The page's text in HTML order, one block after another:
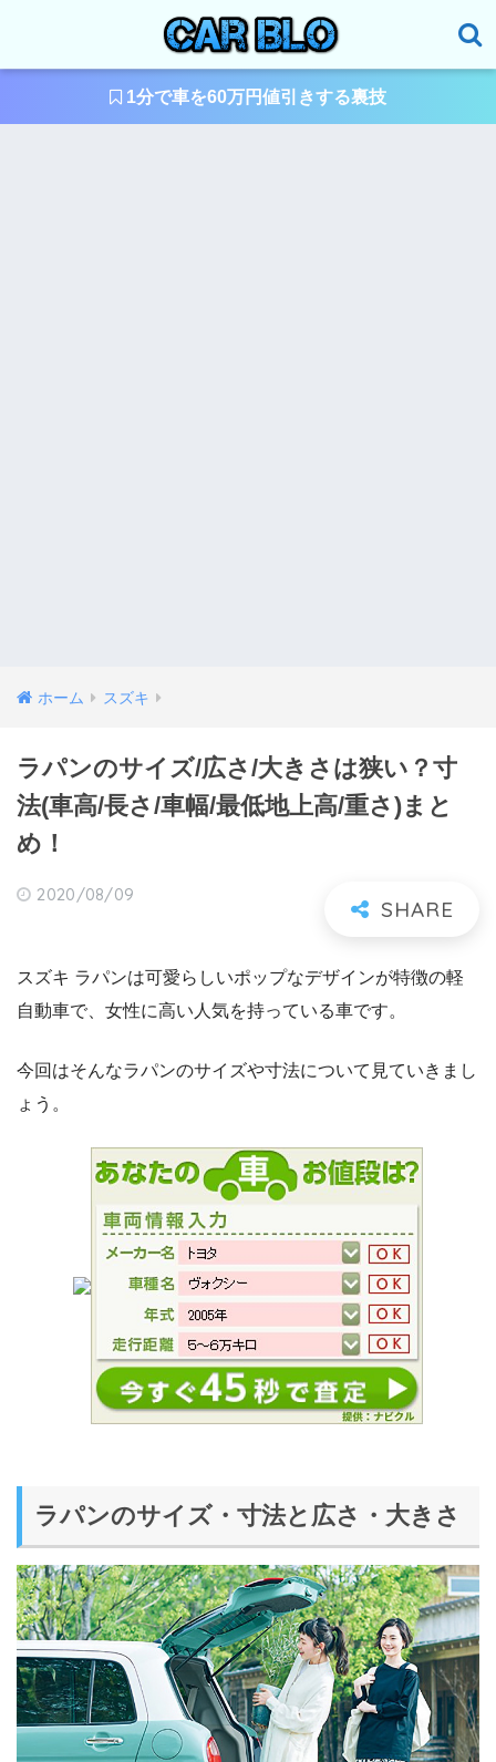
1分で車を60万円値引きする裏技
ホーム スズキ
ラパンのサイズ/広さ/大きさは狭い？寸
法(車高/長さ/車幅/最低地上高/重さ)まと
め！
2020/08/09
スズキ ラパンは可愛らしいポップなデザインが特徴の軽
自動車で、女性に高い人気を持っている車です。
今回はそんなラパンのサイズや寸法について見ていきまし
ょう。
ラパンのサイズ・寸法と広さ・大きさ